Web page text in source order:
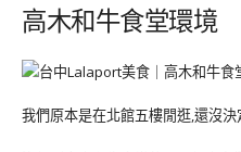
高木和牛食堂環境
我們原本是在北館五樓閒逛,還沒